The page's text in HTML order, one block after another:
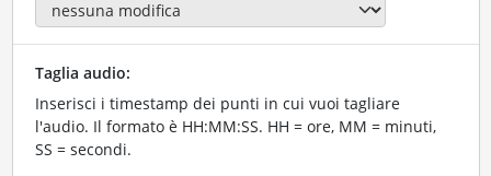
Taglia audio:
Inserisci i timestamp dei punti in cui vuoi tagliare
l'audio. Il formato è HH:MM:SS. HH = ore, MM = minuti,
SS = secondi.